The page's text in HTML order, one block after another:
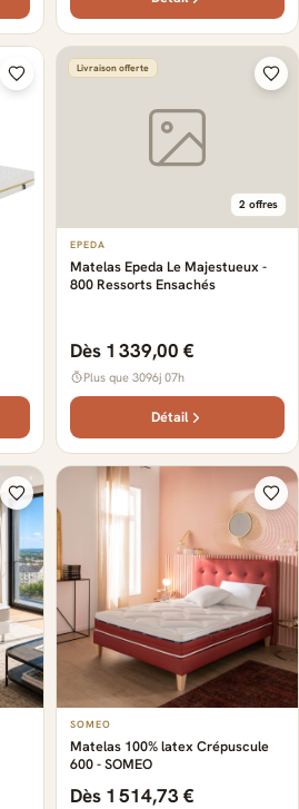
Livraison offerte
2 offres
EPEDA
Matelas Epeda Le Majestueux -
800 Ressorts Ensachés
Dès 1 339,00 €
Plus que 3096j 07h
Détail
SOMEO
Matelas 100% latex Crépuscule
600 - SOMEO
Dès 1 514,73 €